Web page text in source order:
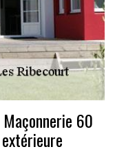
60